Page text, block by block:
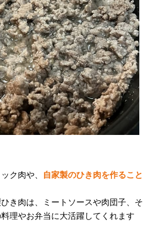
ク肉や、
自家製のひき肉を作ること
き肉は、ミートソースや肉団子、そ
理やお弁当に大活躍してくれます